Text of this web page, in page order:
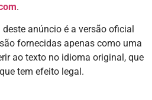
.
anúncio é a versão oficial
fornecidas apenas como uma
ao texto no idioma original, que
tem efeito legal.